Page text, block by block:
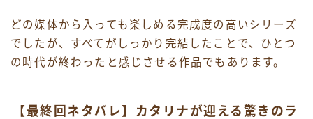
どの媒体から入っても楽しめる完成度の高いシリーズ
でしたが、すべてがしっかり完結したことで、ひとつ
の時代が終わったと感じさせる作品でもあります。
【最終回ネタバレ】カタリナが迎える驚きのラ